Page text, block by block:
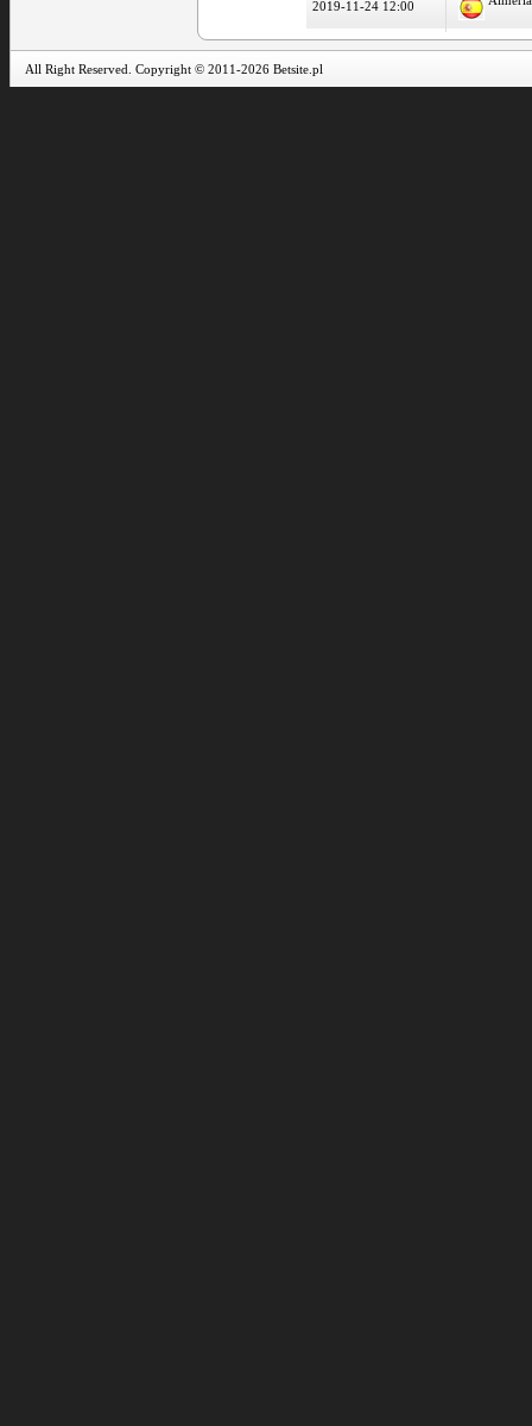
2019-11-24 12:00
All Right Reserved. Copyright © 2011-2026 Betsite.pl